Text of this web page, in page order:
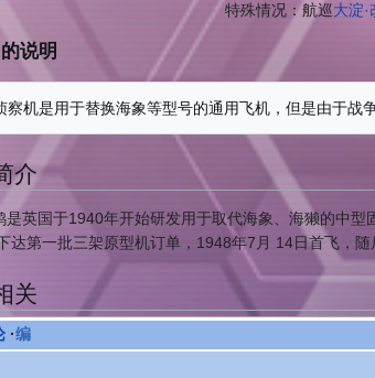
特殊情况：航巡大淀·
说明
介
是英国于1940年开始研发用于取代海象、海獭的中
达第一批三架原型机订单，1948年7月 14日首飞，
关
·编